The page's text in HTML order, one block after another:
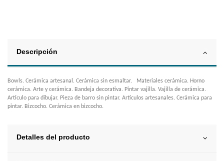
Descripción
Bowls. Cerámica artesanal. Cerámica sin esmaltar. Materiales cerámica. Horno
cerámica. Arte y cerámica. Bandeja decorativa. Pintar vajilla. Vajilla de cerámica.
Artículo para dibujar. Pieza de barro sin pintar. Artículos artesanales. Cerámica para
pintar. Bizcocho. Cerámica en bizcocho.
Detalles del producto